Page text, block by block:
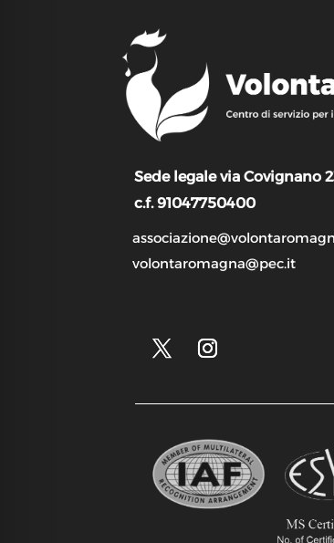
Sede legale via Covignano
c.f. 91047750400
volontaromagna@pec.it